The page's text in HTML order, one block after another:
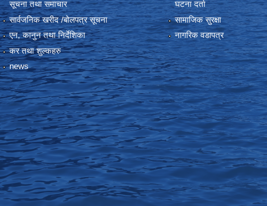
सूचना तथा समाचार
सार्वजनिक खरीद /बोलपत्र सूचना
एन, कानुन तथा निर्देशिका
कर तथा शुल्कहरु
news
घटना दर्ता
सामाजिक सुरक्षा
नागरिक वडापत्र